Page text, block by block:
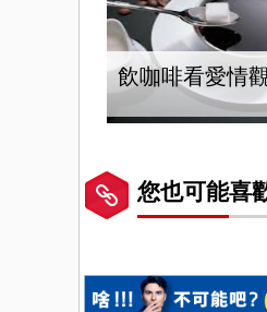
飲咖啡看愛情
您也可能喜